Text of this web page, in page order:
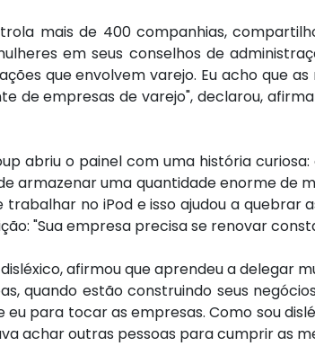
mais de 400 companhias,
em seus conselhos de
que envolvem varejo. Eu acho que
de empresas de varejo", declarou,
abriu o painel com uma história
armazenar uma quantidade enorme de
trabalhar no iPod e isso ajudou a
"Sua empresa precisa se renovar
afirmou que aprendeu a delegar
quando estão construindo seus
eu para tocar as empresas. Como sou
achar outras pessoas para cumprir as